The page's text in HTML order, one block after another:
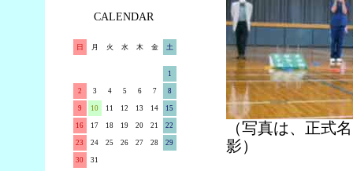
CALENDAR
日 月 火 水 木 金 土
1
2 3 4 5 6 7 8
9 10 11 12 13 14 15
16 17 18 19 20 21 22
23 24 25 26 27 28 29
30 31
（写真は、正式
影）